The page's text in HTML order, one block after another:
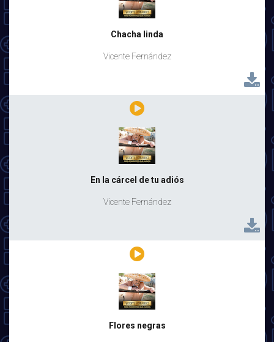
Chacha linda
Vicente Fernández
En la cárcel de tu adiós
Vicente Fernández
Flores negras